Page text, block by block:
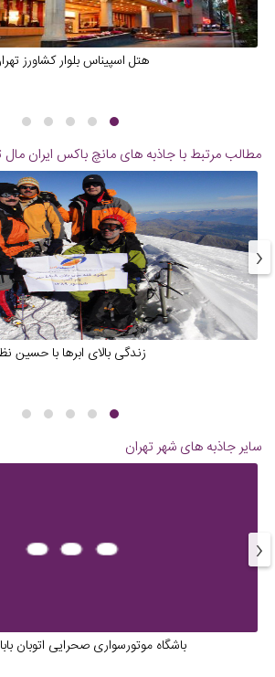
هتل اسپیناس بلوار کشاورز
مطالب مرتبط با جاذبه های مانچ باکس ایران مال
زندگی بالای ابرها با حسین
‹
سایر جاذبه های شهر تهران
باشگاه موتورسواری صحرایی اتوبان
‹